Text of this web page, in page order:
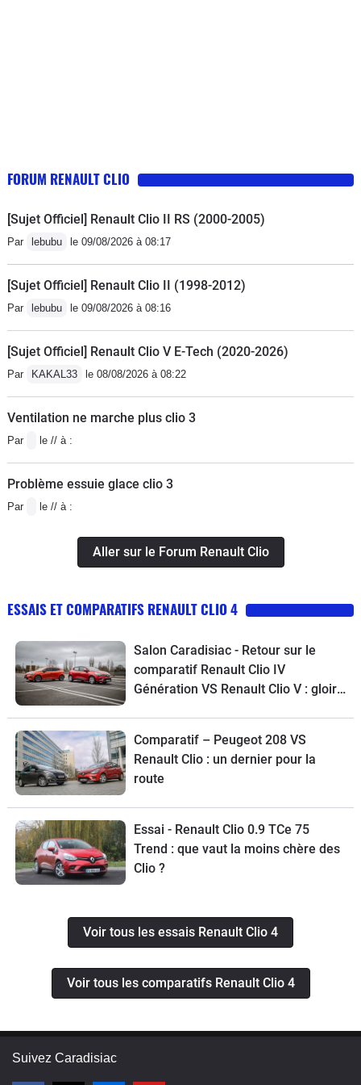
commandes.
FORUM RENAULT CLIO
[Sujet Officiel] Renault Clio II RS (2000-2005)
Par lebubu le 09/08/2026 à 08:17
[Sujet Officiel] Renault Clio II (1998-2012)
Par lebubu le 09/08/2026 à 08:16
[Sujet Officiel] Renault Clio V E-Tech (2020-2026)
Par KAKAL33 le 08/08/2026 à 08:22
Ventilation ne marche plus clio 3
Par le // à :
Problème essuie glace clio 3
Par le // à :
Aller sur le Forum Renault Clio
ESSAIS ET COMPARATIFS RENAULT CLIO 4
Salon Caradisiac - Retour sur le
comparatif Renault Clio IV
Génération VS Renault Clio V : gloire
Comparatif – Peugeot 208 VS
Renault Clio : un dernier pour la
route
Essai - Renault Clio 0.9 TCe 75
Trend : que vaut la moins chère des
Clio ?
Voir tous les essais Renault Clio 4
Voir tous les comparatifs Renault Clio 4
Suivez Caradisiac